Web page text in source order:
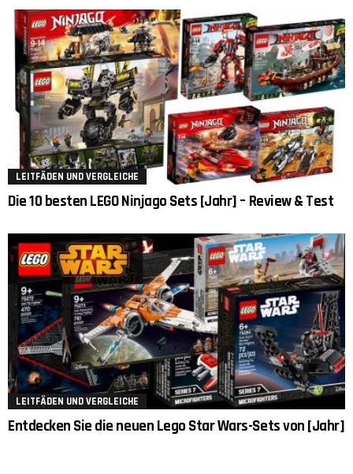
LEITFÄDEN UND VERGLEICHE
Die 10 besten LEGO Ninjago Sets [Jahr] – Review & Test
LEITFÄDEN UND VERGLEICHE
Entdecken Sie die neuen Lego Star Wars-Sets von [Jahr]